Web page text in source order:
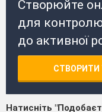
Створюйте
для контролю
до активної
СТВОРИТИ
Натисніть